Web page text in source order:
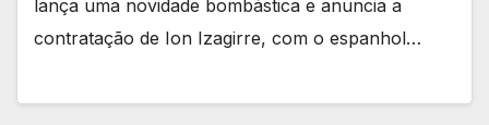
lança uma novidade bombástica e anuncia a
contratação de Ion Izagirre, com o espanhol…